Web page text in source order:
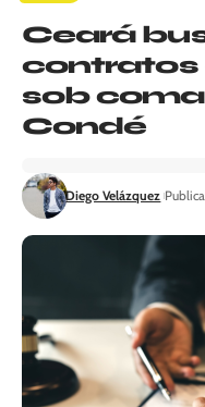
Ceará
contratos
sob
Condé
Diego Velázquez